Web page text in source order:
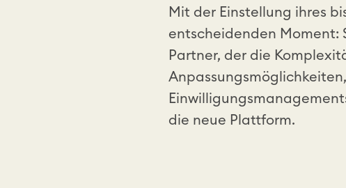
Mit der Einstellung ihres
entscheidenden Moment:
Partner, der die
die neue Plattform.